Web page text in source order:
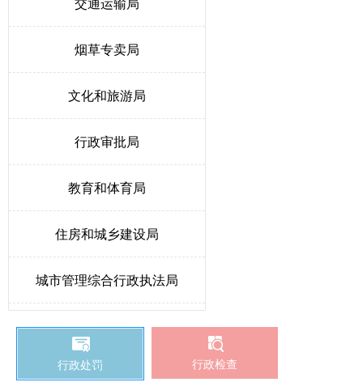
烟草专卖局
文化和旅游局
行政审批局
教育和体育局
住房和城乡建设局
城市管理综合行政执法局
人力资源和社会保障局
生态环境局唐县分局
行政处罚 行政检查